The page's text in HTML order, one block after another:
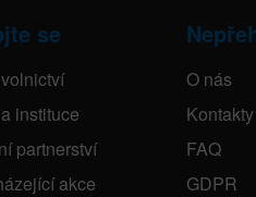
se
instituce
partnerství
akce
O nás
Kontakty
FAQ
GDPR